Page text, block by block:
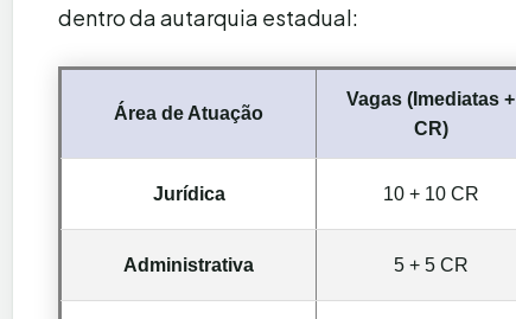
dentro da autarquia estadual:
Área de Atuação
Vagas (Imediatas +
CR)
Jurídica 10 + 10 CR
Administrativa 5 + 5 CR